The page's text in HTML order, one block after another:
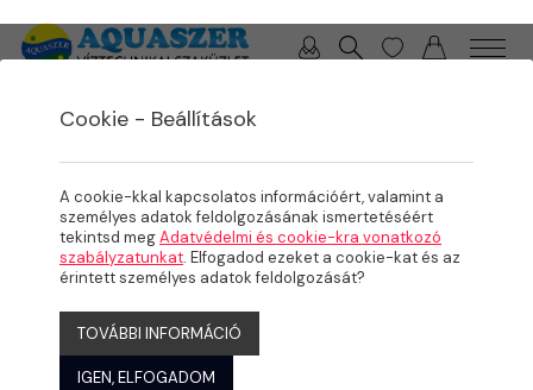
Cookie - Beállítások
A cookie-kkal kapcsolatos információért, valamint a
személyes adatok feldolgozásának ismertetéséért
tekintsd megAdatvédelmi és cookie-kra vonatkozó
szabályzatunkat. Elfogadod ezeket a cookie-kat és az
érintett személyes adatok feldolgozását?
TOVÁBBI INFORMÁCIÓ
IGEN, ELFOGADOM